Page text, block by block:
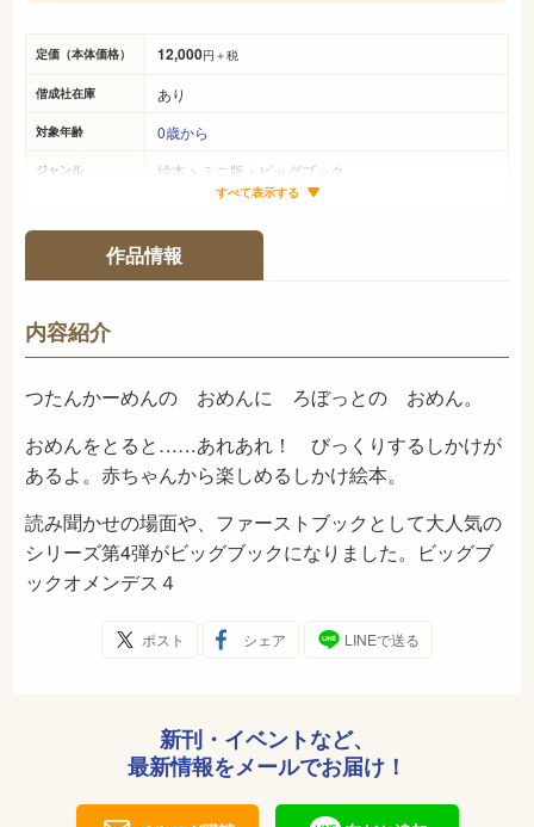
定価（本体価格） 12,000円＋税
偕成社在庫 あり
対象年齢 0歳から
ジャンル 絵本 > ミニ版・ビッグブック
28ページ
ISBN 978-4-03-127220-9
NDC
発売日 2025年10月
すべて表示する
作品情報
内容紹介
つたんかーめんの おめんに ろぼっとの おめん。
おめんをとると……あれあれ！ びっくりするしかけが
あるよ。赤ちゃんから楽しめるしかけ絵本。
読み聞かせの場面や、ファーストブックとして大人気の
シリーズ第4弾がビッグブックになりました。ビッグブ
ックオメンデス４
ポスト シェア LINEで送る
新刊・イベントなど、
最新情報をメールでお届け！